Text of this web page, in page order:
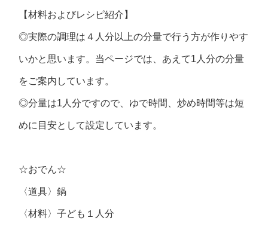
【材料およびレシピ紹介】
◎実際の調理は４人分以上の分量で行う方が作りやす
いかと思います。当ページでは、あえて1人分の分量
をご案内しています。
◎分量は1人分ですので、ゆで時間、炒め時間等は短
めに目安として設定しています。
☆おでん☆
〈道具〉鍋
〈材料〉子ども１人分